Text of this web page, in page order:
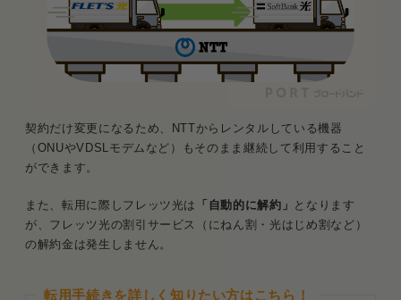
契約だけ変更になるため、NTTからレンタルしている機器
（ONUやVDSLモデムなど）もそのまま継続して利用すること
ができます。
また、転用に際しフレッツ光は 「自動的に解約」 となります
が、フレッツ光の割引サービス（にねん割・光はじめ割など）
の解約金は発生しません。
転用手続きを詳しく知りたい方はこちら！